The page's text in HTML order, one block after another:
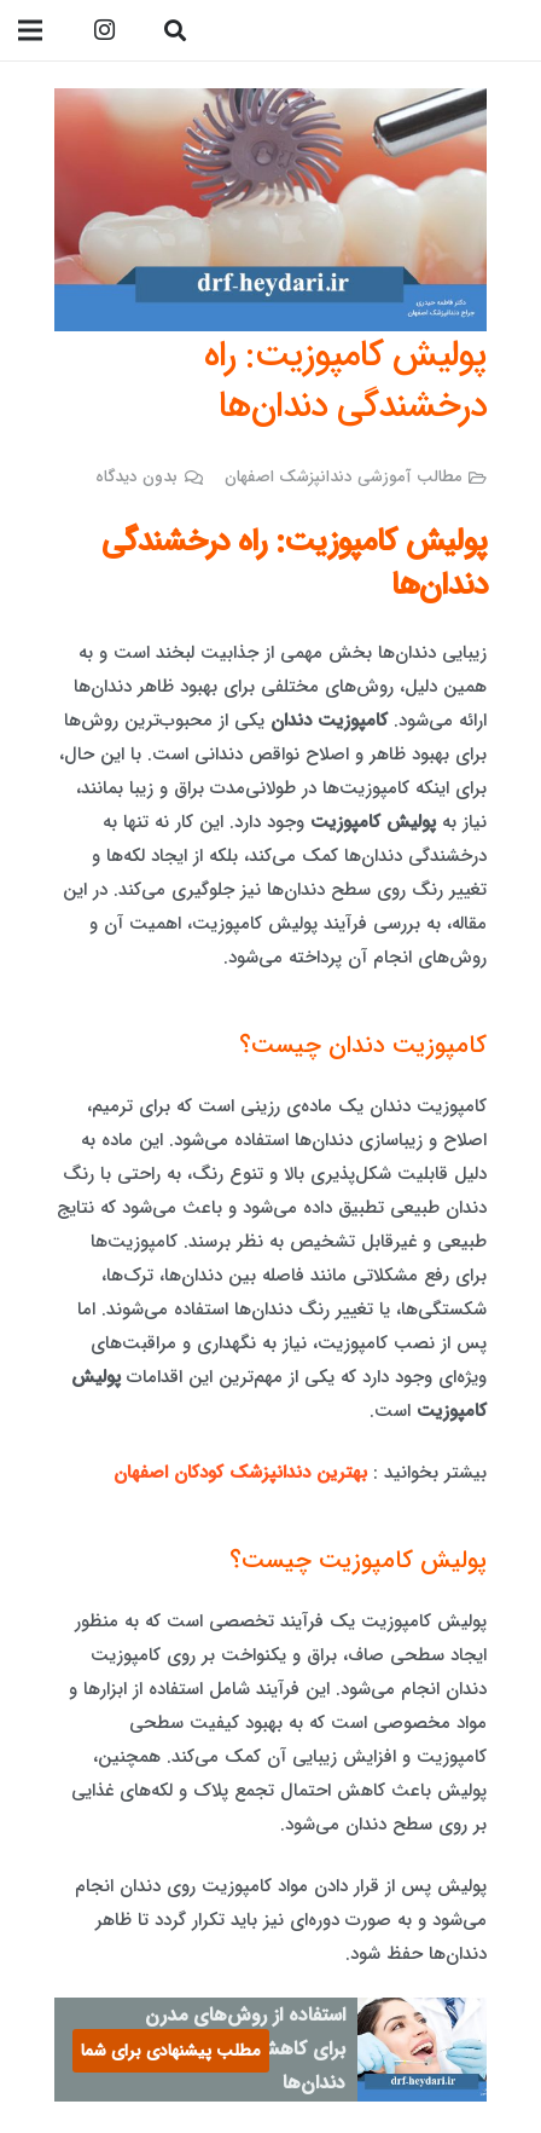
پولیش کامپوزیت: راه
درخشندگی دندان‌ها
مطالب آموزشی دندانپزشک اصفهان بدون دیدگاه
پولیش کامپوزیت: راه درخشندگی
دندان‌ها
زیبایی دندان‌ها بخش مهمی از جذابیت لبخند است و به
همین دلیل، روش‌های مختلفی برای بهبود ظاهر دندان‌ها
ارائه می‌شود.کامپوزیت دندان یکی از محبوب‌ترین روش‌ها
برای بهبود ظاهر و اصلاح نواقص دندانی است. با این حال،
برای اینکه کامپوزیت‌ها در طولانی‌مدت براق و زیبا بمانند،
نیاز بهپولیش کامپوزیت وجود دارد. این کار نه تنها به
درخشندگی دندان‌ها کمک می‌کند، بلکه از ایجاد لکه‌ها و
تغییر رنگ روی سطح دندان‌ها نیز جلوگیری می‌کند. در این
مقاله، به بررسی فرآیند پولیش کامپوزیت، اهمیت آن و
روش‌های انجام آن پرداخته می‌شود.
کامپوزیت دندان چیست؟
کامپوزیت دندان یک ماده‌ی رزینی است که برای ترمیم،
اصلاح و زیباسازی دندان‌ها استفاده می‌شود. این ماده به
دلیل قابلیت شکل‌پذیری بالا و تنوع رنگ، به راحتی با رنگ
دندان طبیعی تطبیق داده می‌شود و باعث می‌شود که نتایج
طبیعی و غیرقابل تشخیص به نظر برسند. کامپوزیت‌ها
برای رفع مشکلاتی مانند فاصله بین دندان‌ها، ترک‌ها،
شکستگی‌ها، یا تغییر رنگ دندان‌ها استفاده می‌شوند. اما
پس از نصب کامپوزیت، نیاز به نگهداری و مراقبت‌های
ویژه‌ای وجود دارد که یکی از مهم‌ترین این اقداماتپولیش
کامپوزیت است.
بیشتر بخوانید : بهترین دندانپزشک کودکان اصفهان
پولیش کامپوزیت چیست؟
پولیش کامپوزیت یک فرآیند تخصصی است که به منظور
ایجاد سطحی صاف، براق و یکنواخت بر روی کامپوزیت
دندان انجام می‌شود. این فرآیند شامل استفاده از ابزارها و
مواد مخصوصی است که به بهبود کیفیت سطحی
کامپوزیت و افزایش زیبایی آن کمک می‌کند. همچنین،
پولیش باعث کاهش احتمال تجمع پلاک و لکه‌های غذایی
بر روی سطح دندان می‌شود.
پولیش پس از قرار دادن مواد کامپوزیت روی دندان انجام
می‌شود و به صورت دوره‌ای نیز باید تکرار گردد تا ظاهر
دندان‌ها حفظ شود.
استفاده از روش‌های مدرن
برای کاهش فاصله بین
دندان‌ها
مطلب پیشنهادی برای شما